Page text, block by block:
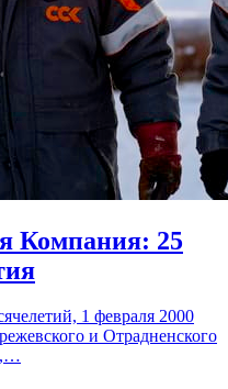
Компания: 25
1 февраля 2000
и Отрадненского